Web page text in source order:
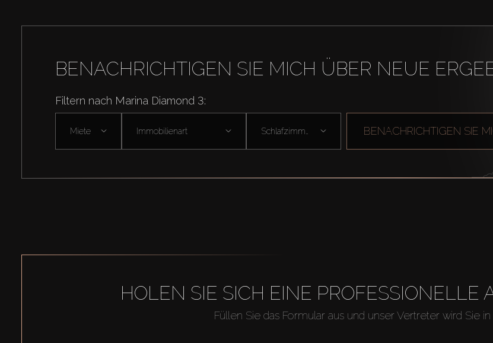
BENACHRICHTIGEN SIE MICH ÜBER NEUE
Filtern nach Marina Diamond 3:
Miete Immobilienart BENACHRICHTIGEN SIE
HOLEN SIE SICH EINE PROFESSIONELLE
Füllen Sie das Formular aus und unser Vertreter wird Sie